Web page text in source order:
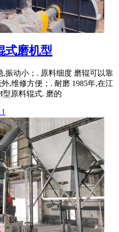
式磨机型
,振动小；. 原料细度 磨辊可以靠
,维修方便；. 耐磨 1985年,在江
原料辊式. 磨的